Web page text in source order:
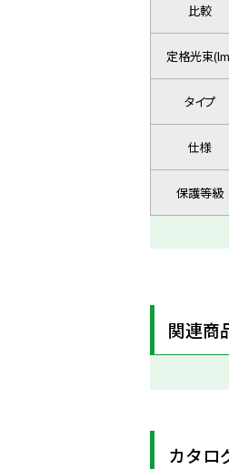
比較
定格光束
タイプ
仕様
保護等級
関連商
カタロ